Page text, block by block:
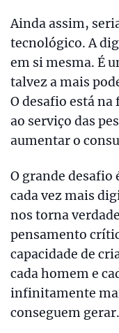
Ainda assim,
tecnológico. A
em si mesma. É
talvez a mais
O desafio está
ao serviço das
aumentar o
O grande
cada vez mais
nos torna
pensamento
capacidade de
cada homem e
infinitamente
conseguem gerar.